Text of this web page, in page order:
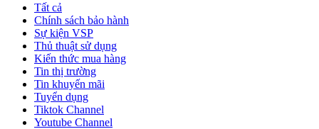
Tất cả
Chính sách bảo hành
Sự kiện VSP
Thủ thuật sử dụng
Kiến thức mua hàng
Tin thị trường
Tin khuyến mãi
Tuyển dụng
Tiktok Channel
Youtube Channel